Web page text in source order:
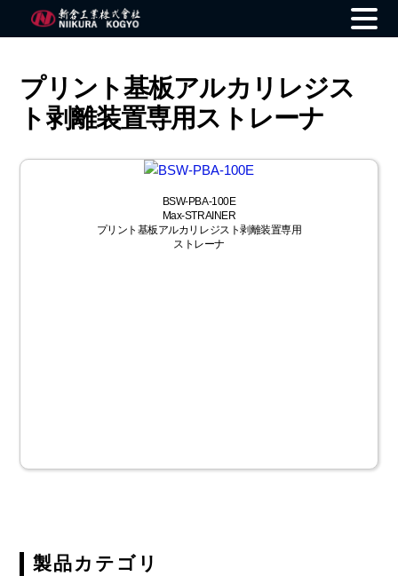
contentプリント基板アルカリレジス
ト剥離装置専用ストレーナ
BSW-PBA-100E
Max-STRAINER
プリント基板アルカリレジスト剥離装置専用
ストレーナ
製品カテゴリ